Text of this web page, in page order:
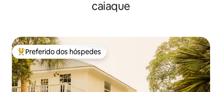
caiaque
Entre os melhores preferidos dos hóspedes
Preferido dos hóspedes